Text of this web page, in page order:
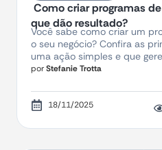
Como criar programas
que dão resultado?
Você sabe como criar um
o seu negócio? Confira as
uma ação simples e que
porStefanie Trotta
18/11/2025